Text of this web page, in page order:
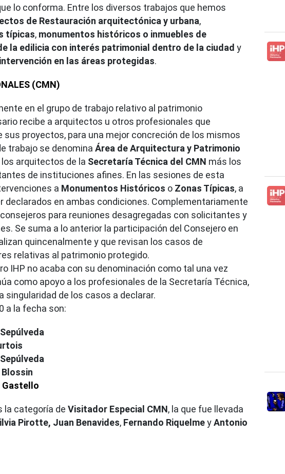
lo conforma. Entre los diversos trabajos que hemos
de Restauración arquitectónica y urbana,
típicas, monumentos históricos o inmuebles de
la edilicia con interés patrimonial dentro de la ciudad y
en las áreas protegidas.
(CMN)
en el grupo de trabajo relativo al patrimonio
recibe a arquitectos u otros profesionales que
sus proyectos, para una mejor concreción de los mismos
trabajo se denomina Área de Arquitectura y Patrimonio
arquitectos de la Secretaría Técnica del CMN más los
de instituciones afines. En las sesiones de esta
a Monumentos Históricos o Zonas Típicas, a
declarados en ambas condiciones. Complementariamente
para reuniones desagregadas con solicitantes y
Se suma a lo anterior la participación del Consejero en
quincenalmente y que revisan los casos de
relativas al patrimonio protegido.
IHP no acaba con su denominación como tal una vez
como apoyo a los profesionales de la Secretaría Técnica,
singularidad de los casos a declarar.
a la fecha son:
Gastello
la categoría de Visitador Especial CMN, la que fue llevada
Pirotte, Juan Benavides, Fernando RiquelmeyAntonio